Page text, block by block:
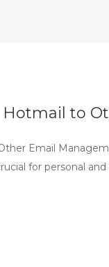
to
Email
for personal